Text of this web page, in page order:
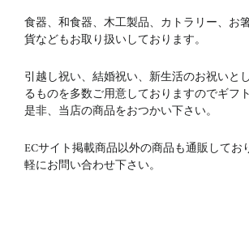
食器、和食器、木工製品、カトラリー、お
貨などもお取り扱いしております。
引越し祝い、結婚祝い、新生活のお祝いと
るものを多数ご用意しておりますのでギフ
是非、当店の商品をおつかい下さい。
ECサイト掲載商品以外の商品も通販してお
軽にお問い合わせ下さい。